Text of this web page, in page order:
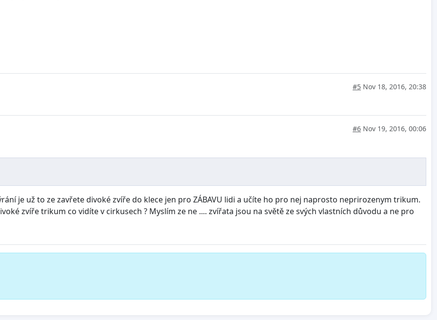
#5 Nov 18, 2016, 20:38
#6 Nov 19, 2016, 00:06
je už to ze zavřete divoké zvíře do klece jen pro ZÁBAVU lidi a učíte ho pro nej naprosto neprirozenym trikum.
zvíře trikum co vidíte v cirkusech ? Myslím ze ne .... zvířata jsou na světě ze svých vlastních důvodu a ne pro